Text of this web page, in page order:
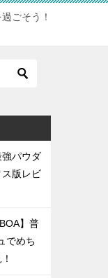
ごそう！
強パウダ
版レビ
】普
でめち